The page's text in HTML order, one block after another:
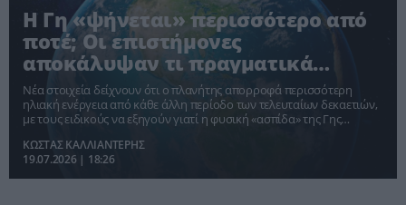
Η Γη «ψήνεται» περισσότερο από
ποτέ; Οι επιστήμονες
αποκάλυψαν τι πραγματικά
συμβαίνει
Νέα στοιχεία δείχνουν ότι ο πλανήτης απορροφά περισσότερη
ηλιακή ενέργεια από κάθε άλλη περίοδο των τελευταίων δεκαετιών,
με τους ειδικούς να εξηγούν γιατί η φυσική «ασπίδα» της Γης
ΚΩΣΤΑΣ ΚΑΛΛΙΑΝΤΕΡΗΣ
19.07.2026 | 18:26